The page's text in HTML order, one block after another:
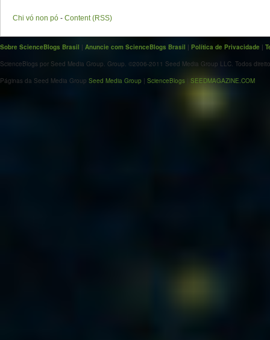
Chi vó non pó - Content (RSS)
Sobre ScienceBlogs Brasil | Anuncie com ScienceBlogs Brasil | Política de Privacidade |
ScienceBlogs por Seed Media Group. Group. ©2006-2011 Seed Media Group LLC. Todos
Páginas da Seed Media Group Seed Media Group | ScienceBlogs SEEDMAGAZINE.COM